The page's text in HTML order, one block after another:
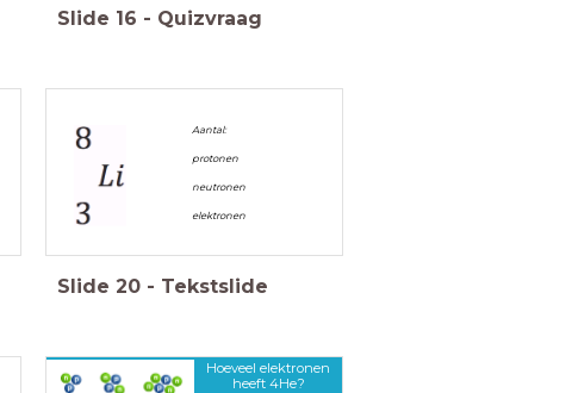
Slide 16 - Quizvraag
Aantal:
protonen
neutronen
elektronen
Slide 20 - Tekstslide
Hoeveel elektronen
heeft 4He?